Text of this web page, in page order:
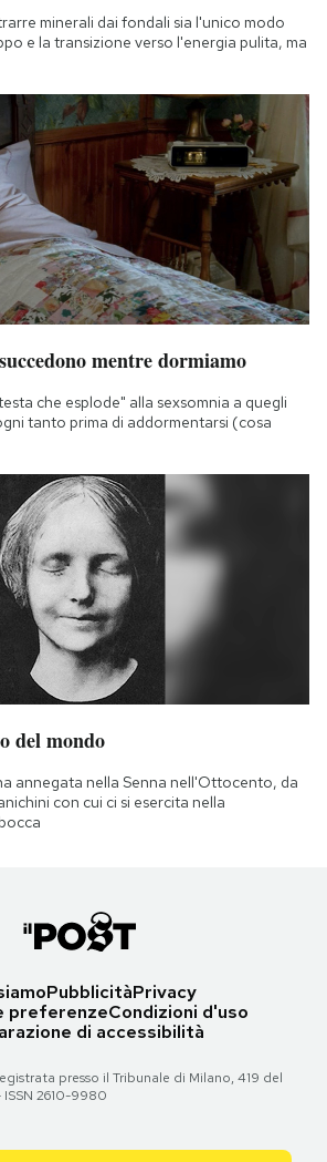
minerali dai fondali sia l'unico modo
e la transizione verso l'energia pulita, ma
mentre dormiamo
che esplode" alla sexsomnia a quegli
tanto prima di addormentarsi (cosa
del mondo
annegata nella Senna nell'Ottocento, da
con cui ci si esercita nella
PubblicitàPrivacy
preferenzeCondizioni d'uso
di accessibilità
presso il Tribunale di Milano, 419 del
2610-9980